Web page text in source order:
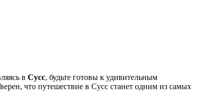
в Сусс, будьте готовы к удивительным
что путешествие в Сусс станет одним из самых